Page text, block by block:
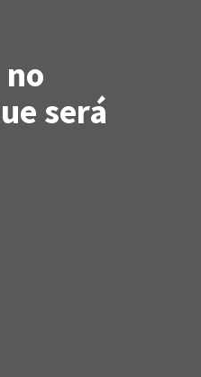
será